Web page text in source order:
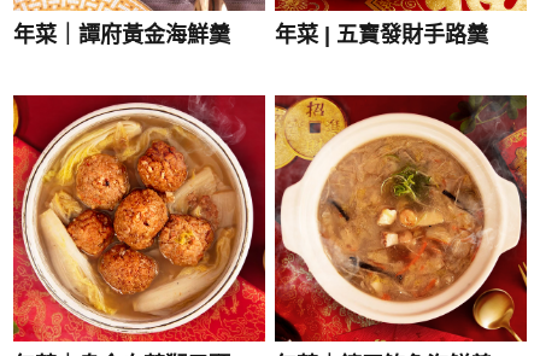
年菜｜譚府黃金海鮮羹 年菜 | 五寶發財手路羹